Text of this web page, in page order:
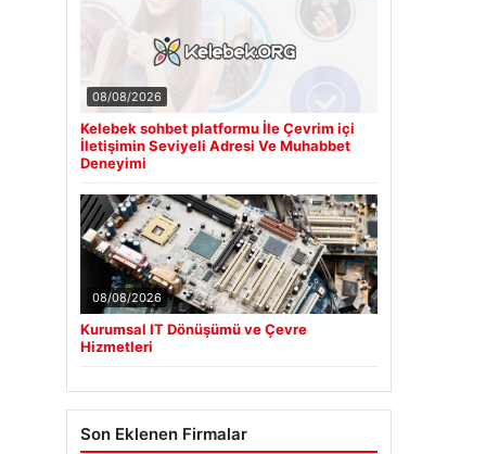
08/08/2026
Kelebek sohbet platformu İle Çevrim içi
İletişimin Seviyeli Adresi Ve Muhabbet
Deneyimi
08/08/2026
Kurumsal IT Dönüşümü ve Çevre
Hizmetleri
Son Eklenen Firmalar